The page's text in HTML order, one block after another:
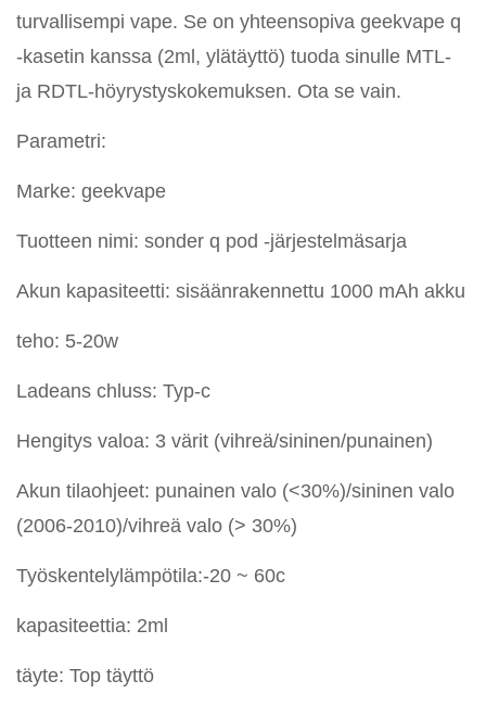
turvallisempi vape. Se on yhteensopiva geekvape q
-kasetin kanssa (2ml, ylätäyttö) tuoda sinulle MTL-
ja RDTL-höyrystyskokemuksen. Ota se vain.
Parametri:
Marke: geekvape
Tuotteen nimi: sonder q pod -järjestelmäsarja
Akun kapasiteetti: sisäänrakennettu 1000 mAh akku
teho: 5-20w
Ladeans chluss: Typ-c
Hengitys valoa: 3 värit (vihreä/sininen/punainen)
Akun tilaohjeet: punainen valo (<30%)/sininen valo
(2006-2010)/vihreä valo (> 30%)
Työskentelylämpötila:-20 ~ 60c
kapasiteettia: 2ml
täyte: Top täyttö